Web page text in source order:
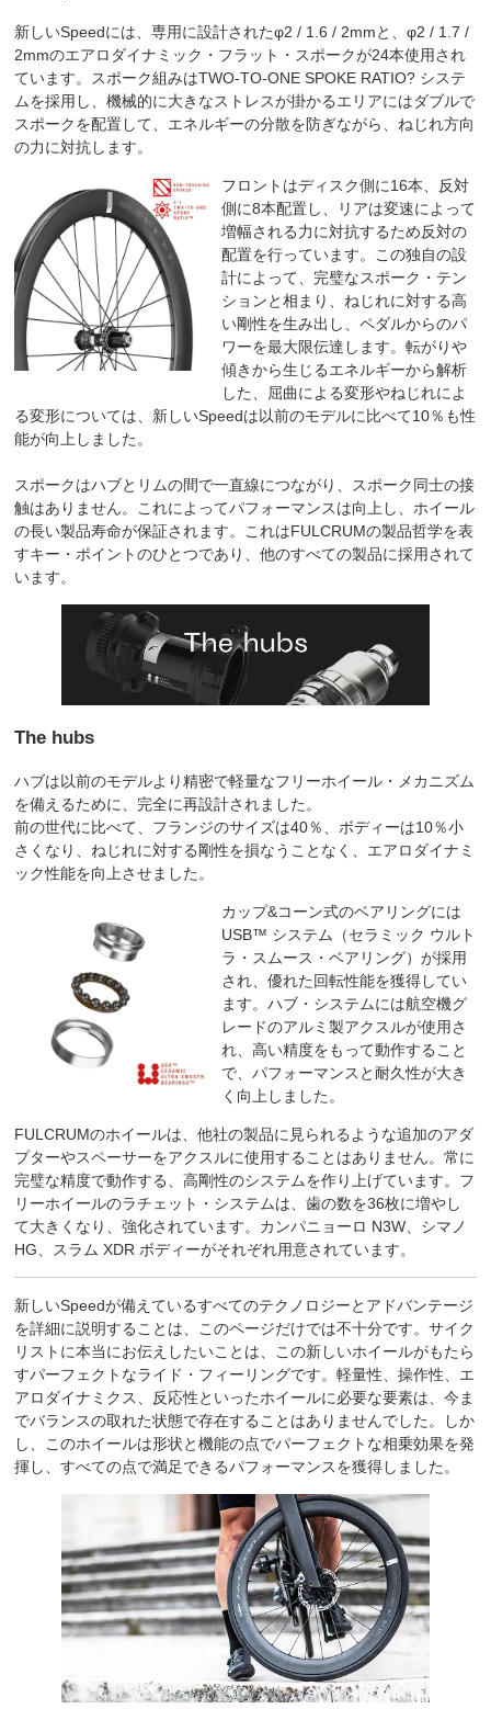
新しいSpeedには、専用に設計されたφ2 / 1.6 / 2mmと、φ2 / 1.7 /
2mmのエアロダイナミック・フラット・スポークが24本使用され
ています。スポーク組みはTWO-TO-ONE SPOKE RATIO? システ
ムを採用し、機械的に大きなストレスが掛かるエリアにはダブルで
スポークを配置して、エネルギーの分散を防ぎながら、ねじれ方向
の力に対抗します。
フロントはディスク側に16本、反対
側に8本配置し、リアは変速によって
増幅される力に対抗するため反対の
配置を行っています。この独自の設
計によって、完璧なスポーク・テン
ションと相まり、ねじれに対する高
い剛性を生み出し、ペダルからのパ
ワーを最大限伝達します。転がりや
傾きから生じるエネルギーから解析
した、屈曲による変形やねじれによ
る変形については、新しいSpeedは以前のモデルに比べて10％も性
能が向上しました。
スポークはハブとリムの間で一直線につながり、スポーク同士の接
触はありません。これによってパフォーマンスは向上し、ホイール
の長い製品寿命が保証されます。これはFULCRUMの製品哲学を表
すキー・ポイントのひとつであり、他のすべての製品に採用されて
います。
The hubs
ハブは以前のモデルより精密で軽量なフリーホイール・メカニズム
を備えるために、完全に再設計されました。
前の世代に比べて、フランジのサイズは40％、ボディーは10％小
さくなり、ねじれに対する剛性を損なうことなく、エアロダイナミ
ック性能を向上させました。
カップ&コーン式のベアリングには
USB™ システム（セラミック ウルト
ラ・スムース・ベアリング）が採用
され、優れた回転性能を獲得してい
ます。ハブ・システムには航空機グ
レードのアルミ製アクスルが使用さ
れ、高い精度をもって動作すること
で、パフォーマンスと耐久性が大き
く向上しました。
FULCRUMのホイールは、他社の製品に見られるような追加のアダ
プターやスペーサーをアクスルに使用することはありません。常に
完璧な精度で動作する、高剛性のシステムを作り上げています。フ
リーホイールのラチェット・システムは、歯の数を36枚に増やし
て大きくなり、強化されています。カンパニョーロ N3W、シマノ
HG、スラム XDR ボディーがそれぞれ用意されています。
新しいSpeedが備えているすべてのテクノロジーとアドバンテージ
を詳細に説明することは、このページだけでは不十分です。サイク
リストに本当にお伝えしたいことは、この新しいホイールがもたら
すパーフェクトなライド・フィーリングです。軽量性、操作性、エ
アロダイナミクス、反応性といったホイールに必要な要素は、今ま
でバランスの取れた状態で存在することはありませんでした。しか
し、このホイールは形状と機能の点でパーフェクトな相乗効果を発
揮し、すべての点で満足できるパフォーマンスを獲得しました。